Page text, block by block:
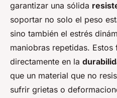
garantizar una sólida
soportar no solo el peso
sino también el estrés
maniobras repetidas.
directamente en la
que un material que no
sufrir grietas o